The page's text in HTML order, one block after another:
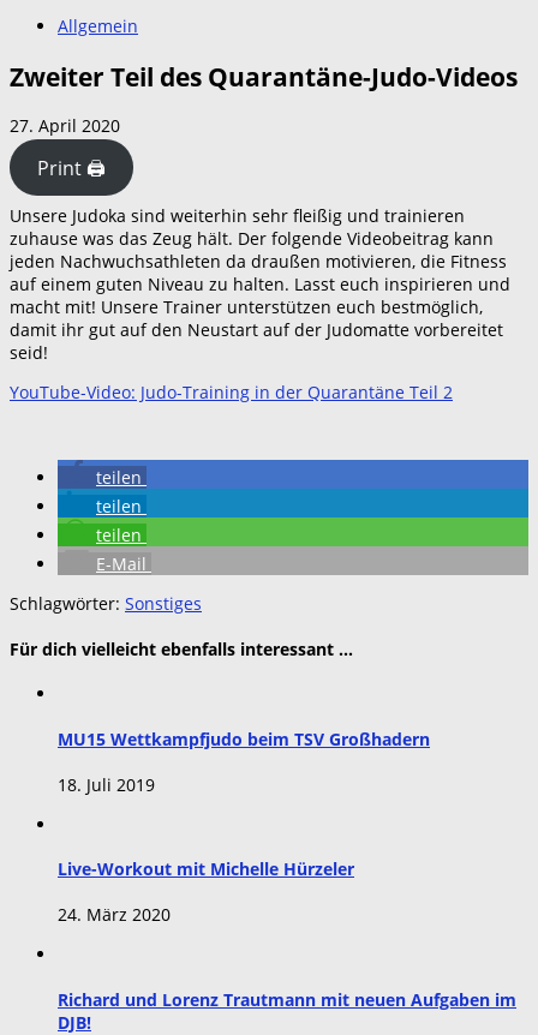
Allgemein
Zweiter Teil des Quarantäne-Judo-Videos
27. April 2020
Print 🖨
Unsere Judoka sind weiterhin sehr fleißig und trainieren
zuhause was das Zeug hält. Der folgende Videobeitrag kann
jeden Nachwuchsathleten da draußen motivieren, die Fitness
auf einem guten Niveau zu halten. Lasst euch inspirieren und
macht mit! Unsere Trainer unterstützen euch bestmöglich,
damit ihr gut auf den Neustart auf der Judomatte vorbereitet
seid!
YouTube-Video: Judo-Training in der Quarantäne Teil 2
teilen
teilen
teilen
E-Mail
Schlagwörter: Sonstiges
Für dich vielleicht ebenfalls interessant …
MU15 Wettkampfjudo beim TSV Großhadern
18. Juli 2019
Live-Workout mit Michelle Hürzeler
24. März 2020
Richard und Lorenz Trautmann mit neuen Aufgaben im
DJB!